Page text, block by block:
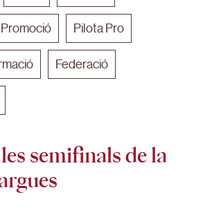
Promoció Pilota Pro
Federació
semifinals de la